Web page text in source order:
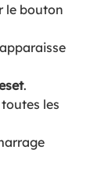
le bouton
.
les